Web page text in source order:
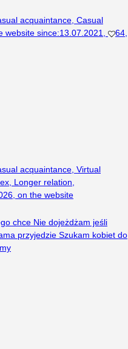
acquaintance Casual
website since:13.07.2021 64
acquaintance Virtual
Longer relation
on the website
chce Nie dojeżdżam jeśli
przyjedzie Szukam kobiet do